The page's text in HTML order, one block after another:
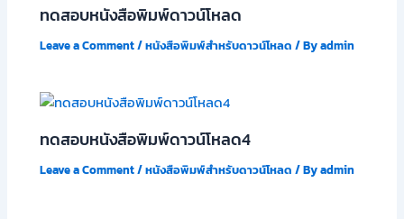
ทดสอบหนังสือพิมพ์ดาวน์โหลด
Leave a Comment/หนังสือพิมพ์สำหรับดาวน์โหลด / Byadmin
ทดสอบหนังสือพิมพ์ดาวน์โหลด4
Leave a Comment/หนังสือพิมพ์สำหรับดาวน์โหลด / Byadmin